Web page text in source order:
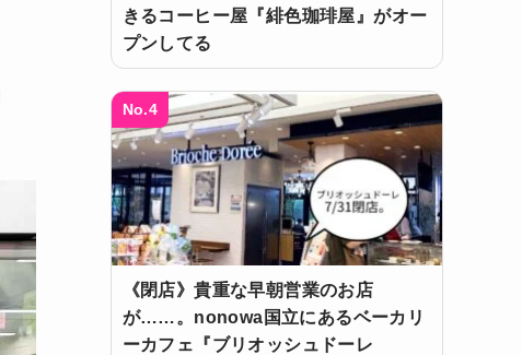
きるコーヒー屋『緋色珈琲屋』がオー
プンしてる
No.4
《閉店》貴重な早朝営業のお店
が……。nonowa国立にあるベーカリ
ーカフェ『ブリオッシュドーレ